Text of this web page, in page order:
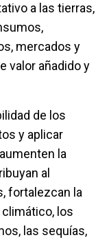
a las tierras,
mercados y
valor añadido y
de los
y aplicar
la
al
fortalezcan la
los
las sequías,